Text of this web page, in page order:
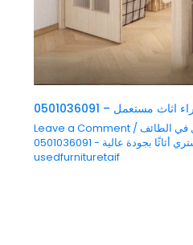
اثاث مستعمل – 0501036091
Leave a Comment / في الطائف
بجودة عالية - 0501036091
usedfurnituretaif